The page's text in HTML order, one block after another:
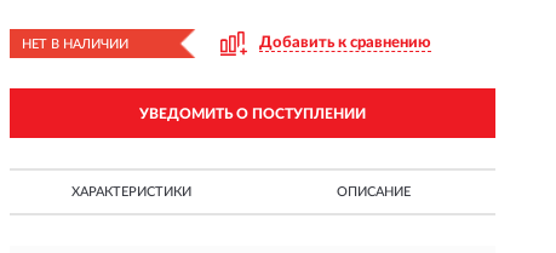
НЕТ В НАЛИЧИИ Добавить к сравнению
УВЕДОМИТЬ О ПОСТУПЛЕНИИ
ХАРАКТЕРИСТИКИ ОПИСАНИЕ